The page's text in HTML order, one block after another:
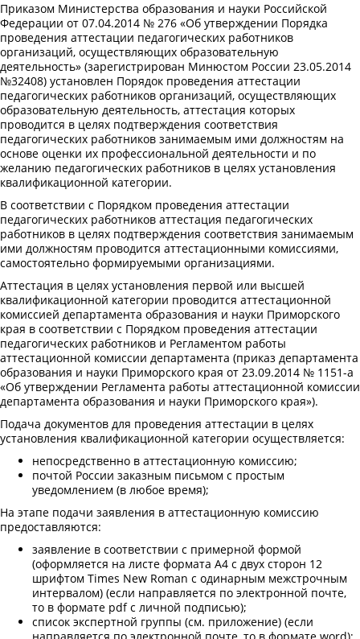
Приказом Министерства образования и науки Российской
Федерации от 07.04.2014 № 276 «Об утверждении Порядка
проведения аттестации педагогических работников
организаций, осуществляющих образовательную
деятельность» (зарегистрирован Минюстом России 23.05.2014
№32408) установлен Порядок проведения аттестации
педагогических работников организаций, осуществляющих
образовательную деятельность, аттестация которых
проводится в целях подтверждения соответствия
педагогических работников занимаемым ими должностям на
основе оценки их профессиональной деятельности и по
желанию педагогических работников в целях установления
квалификационной категории.
В соответствии с Порядком проведения аттестации
педагогических работников аттестация педагогических
работников в целях подтверждения соответствия занимаемым
ими должностям проводится аттестационными комиссиями,
самостоятельно формируемыми организациями.
Аттестация в целях установления первой или высшей
квалификационной категории проводится аттестационной
комиссией департамента образования и науки Приморского
края в соответствии с Порядком проведения аттестации
педагогических работников и Регламентом работы
аттестационной комиссии департамента (приказ департамента
образования и науки Приморского края от 23.09.2014 № 1151-а
«Об утверждении Регламента работы аттестационной комиссии
департамента образования и науки Приморского края»).
Подача документов для проведения аттестации в целях
установления квалификационной категории осуществляется:
непосредственно в аттестационную комиссию;
почтой России заказным письмом с простым
уведомлением (в любое время);
На этапе подачи заявления в аттестационную комиссию
предоставляются:
заявление в соответствии с примерной формой
(оформляется на листе формата А4 с двух сторон 12
шрифтом Times New Roman с одинарным межстрочным
интервалом) (если направляется по электронной почте,
то в формате pdf с личной подписью);
список экспертной группы (см. приложение) (если